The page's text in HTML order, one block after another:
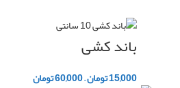
باند کشی
15,000تومان–
60,000تومان